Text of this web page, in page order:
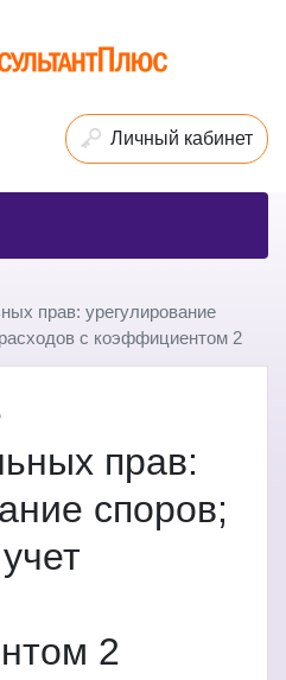
Личный кабинет
прав: урегулирование
с коэффициентом 2
прав:
споров;
2